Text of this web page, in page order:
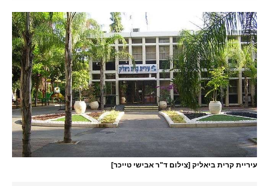
עיריית קרית ביאליק [צילום ד"ר אבישי טייכר]